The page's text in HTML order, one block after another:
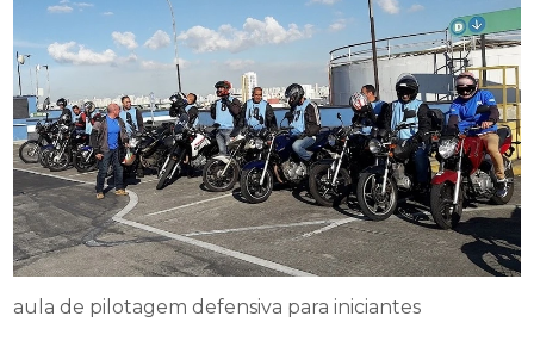
aula de pilotagem defensiva para iniciantes